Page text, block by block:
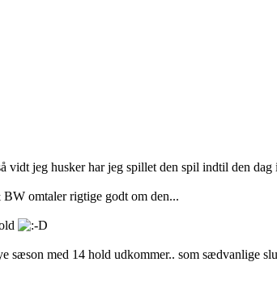
vidt jeg husker har jeg spillet den spil indtil den
omtaler rigtige godt om den...
sæson med 14 hold udkommer.. som sædvanlige